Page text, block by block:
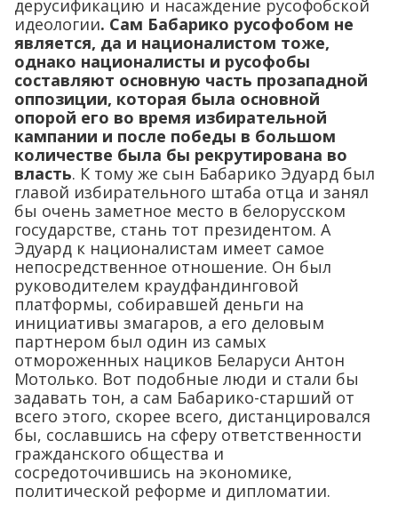
дерусификацию и насаждение русофобской
идеологии. Сам Бабарико русофобом не
является, да и националистом тоже,
однако националисты и русофобы
составляют основную часть прозападной
оппозиции, которая была основной
опорой его во время избирательной
кампании и после победы в большом
количестве была бы рекрутирована во
власть. К тому же сын Бабарико Эдуард был
главой избирательного штаба отца и занял
бы очень заметное место в белорусском
государстве, стань тот президентом. А
Эдуард к националистам имеет самое
непосредственное отношение. Он был
руководителем краудфандинговой
платформы, собиравшей деньги на
инициативы змагаров, а его деловым
партнером был один из самых
отмороженных нациков Беларуси Антон
Мотолько. Вот подобные люди и стали бы
задавать тон, а сам Бабарико-старший от
всего этого, скорее всего, дистанцировался
бы, сославшись на сферу ответственности
гражданского общества и
сосредоточившись на экономике,
политической реформе и дипломатии.